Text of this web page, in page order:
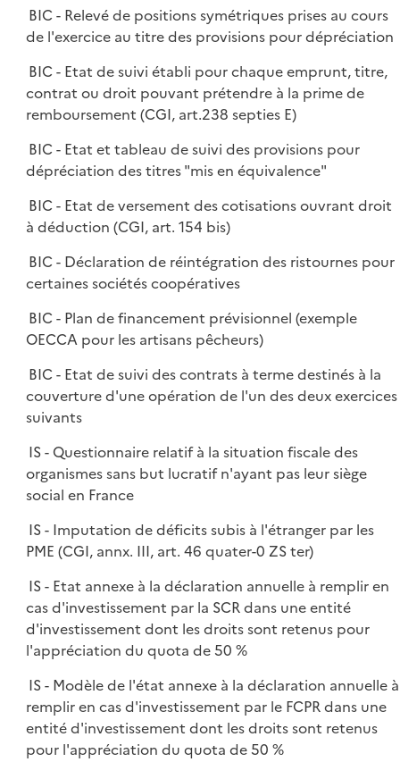
BIC - Relevé de positions symétriques prises au cours
de l'exercice au titre des provisions pour dépréciation
BIC - Etat de suivi établi pour chaque emprunt, titre,
contrat ou droit pouvant prétendre à la prime de
remboursement (CGI, art.238 septies E)
BIC - Etat et tableau de suivi des provisions pour
dépréciation des titres "mis en équivalence"
BIC - Etat de versement des cotisations ouvrant droit
à déduction (CGI, art. 154 bis)
BIC - Déclaration de réintégration des ristournes pour
certaines sociétés coopératives
BIC - Plan de financement prévisionnel (exemple
OECCA pour les artisans pêcheurs)
BIC - Etat de suivi des contrats à terme destinés à la
couverture d'une opération de l'un des deux exercices
suivants
IS - Questionnaire relatif à la situation fiscale des
organismes sans but lucratif n'ayant pas leur siège
social en France
IS - Imputation de déficits subis à l'étranger par les
PME (CGI, annx. III, art. 46 quater-0 ZS ter)
IS - Etat annexe à la déclaration annuelle à remplir en
cas d'investissement par la SCR dans une entité
d'investissement dont les droits sont retenus pour
l'appréciation du quota de 50 %
IS - Modèle de l'état annexe à la déclaration annuelle à
remplir en cas d'investissement par le FCPR dans une
entité d'investissement dont les droits sont retenus
pour l'appréciation du quota de 50 %